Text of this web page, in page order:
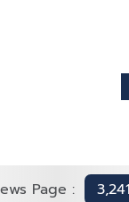
Page : 3,241